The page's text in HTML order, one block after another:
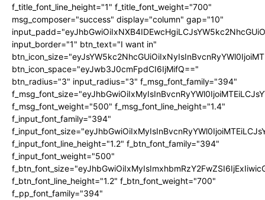
f_title_font_line_height="1" f_title_font_weight="700"
msg_composer="success" display="column" gap="10"
input_border="1" btn_text="I want in"
btn_icon_space="eyJwb3J0cmFpdCI6IjMifQ=="
btn_radius="3" input_radius="3" f_msg_font_family="394"
f_msg_font_weight="500" f_msg_font_line_height="1.4"
f_input_font_family="394"
f_input_font_line_height="1.2" f_btn_font_family="394"
f_input_font_weight="500"
f_btn_font_line_height="1.2" f_btn_font_weight="700"
f_pp_font_family="394"